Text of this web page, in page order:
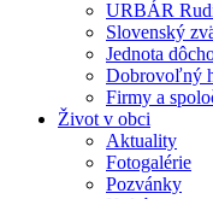
URBÁR
Slovenský
Jednota
Dobrovoľný
Firmy a
Život v obci
Aktuality
Fotogalérie
Pozvánky